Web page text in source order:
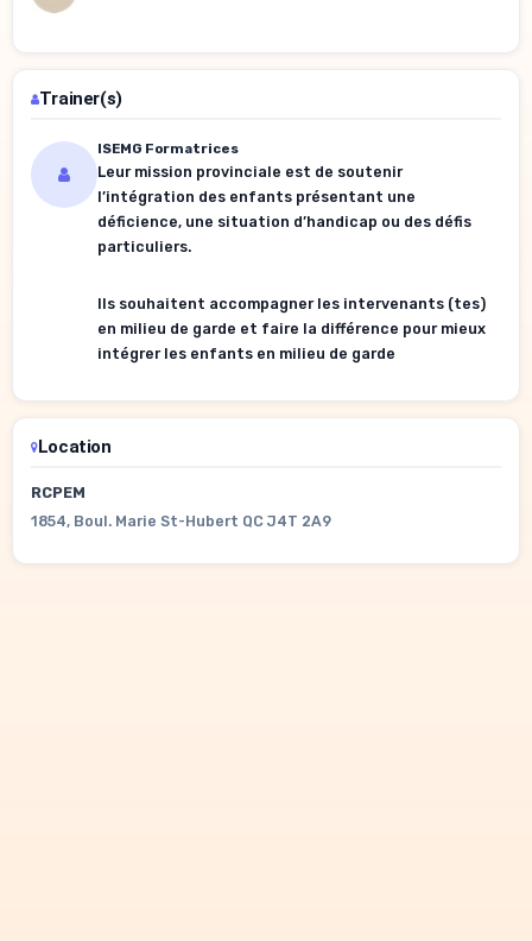
Trainer(s)
ISEMG Formatrices
Leur mission provinciale est de soutenir
l’intégration des enfants présentant une
déficience, une situation d’handicap ou des défis
particuliers.
Ils souhaitent accompagner les intervenants (tes)
en milieu de garde et faire la différence pour mieux
intégrer les enfants en milieu de garde
Location
RCPEM
1854, Boul. Marie St-Hubert QC J4T 2A9